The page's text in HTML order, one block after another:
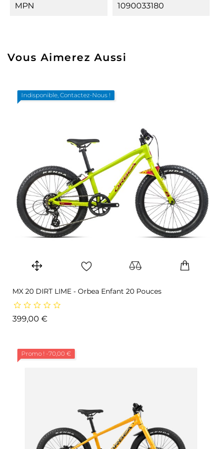
MPN 1090033180
Vous Aimerez Aussi
Indisponible, Contactez-Nous !
MX 20 DIRT LIME - Orbea Enfant 20 Pouces
399,00 €
Promo ! -70,00 €